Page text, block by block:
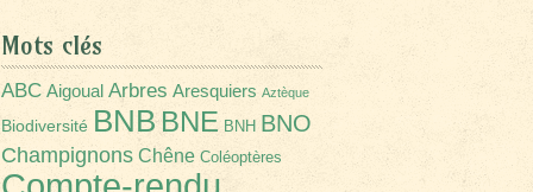
Mots clés
ABC Aigoual Arbres Aresquiers Aztèque
Biodiversité BNB BNE BNH BNO
Champignons Chêne Coléoptères